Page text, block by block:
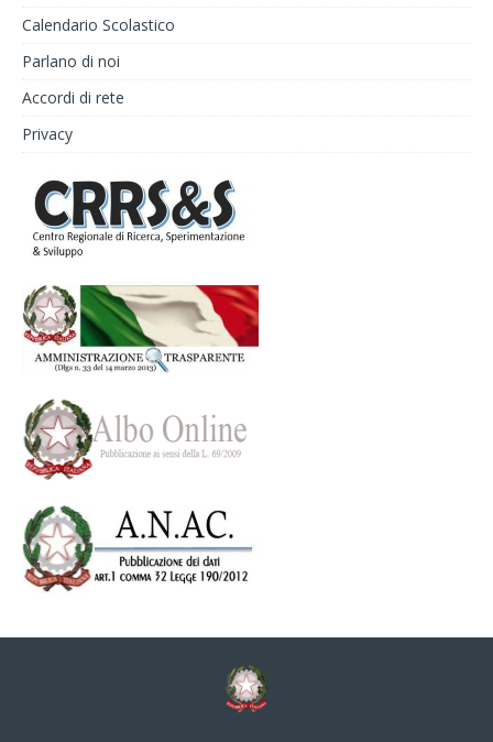
Calendario Scolastico
Parlano di noi
Accordi di rete
Privacy